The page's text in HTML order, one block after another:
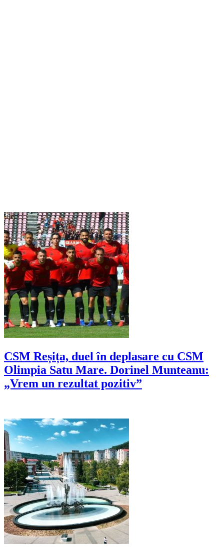
CSM Reșița, duel în deplasare cu CSM
Olimpia Satu Mare. Dorinel Munteanu:
„Vrem un rezultat pozitiv”